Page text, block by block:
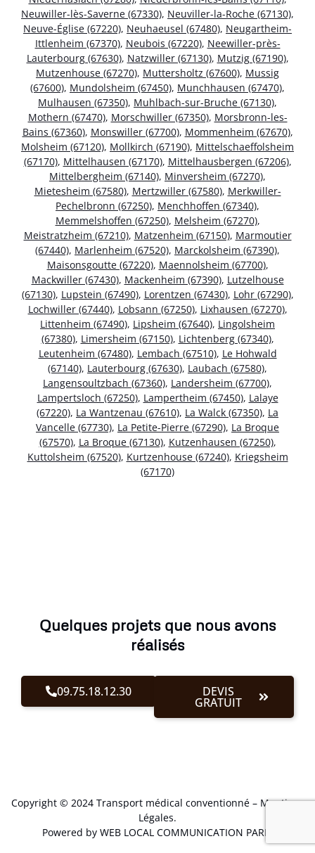
Neuwiller-lès-Saverne (67330), Neuviller-la-Roche (67130),
Neuve-Église (67220), Neuhaeusel (67480), Neugartheim-
Ittlenheim (67370), Neubois (67220), Neewiller-près-
Lauterbourg (67630), Natzwiller (67130), Mutzig (67190),
Mutzenhouse (67270), Muttersholtz (67600), Mussig
(67600), Mundolsheim (67450), Munchhausen (67470),
Mulhausen (67350), Muhlbach-sur-Bruche (67130),
Mothern (67470), Morschwiller (67350), Morsbronn-les-
Bains (67360), Monswiller (67700), Mommenheim (67670),
Molsheim (67120), Mollkirch (67190), Mittelschaeffolsheim
(67170), Mittelhausen (67170), Mittelhausbergen (67206),
Mittelbergheim (67140), Minversheim (67270),
Mietesheim (67580), Mertzwiller (67580), Merkwiller-
Pechelbronn (67250), Menchhoffen (67340),
Memmelshoffen (67250), Melsheim (67270),
Meistratzheim (67210), Matzenheim (67150), Marmoutier
(67440), Marlenheim (67520), Marckolsheim (67390),
Maisonsgoutte (67220), Maennolsheim (67700),
Mackwiller (67430), Mackenheim (67390), Lutzelhouse
(67130), Lupstein (67490), Lorentzen (67430), Lohr (67290),
Lochwiller (67440), Lobsann (67250), Lixhausen (67270),
Littenheim (67490), Lipsheim (67640), Lingolsheim
(67380), Limersheim (67150), Lichtenberg (67340),
Leutenheim (67480), Lembach (67510), Le Hohwald
(67140), Lauterbourg (67630), Laubach (67580),
Langensoultzbach (67360), Landersheim (67700),
Lampertsloch (67250), Lampertheim (67450), Lalaye
(67220), La Wantzenau (67610), La Walck (67350), La
Vancelle (67730), La Petite-Pierre (67290), La Broque
(67570), La Broque (67130), Kutzenhausen (67250),
Kuttolsheim (67520), Kurtzenhouse (67240), Kriegsheim
(67170)
Quelques projets que nous avons
réalisés
09.75.18.12.30 DEVIS
GRATUIT
Copyright © 2024 Transport médical conventionné – Mentions
Légales.
Powered by WEB LOCAL COMMUNICATION PARIS